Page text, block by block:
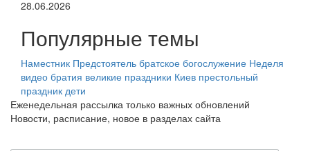
28.06.2026
Популярные темы
Наместник Предстоятель братское богослужение Неделя
видео братия великие праздники Киев престольный
праздник дети
Еженедельная рассылка только важных обновлений
Новости, расписание, новое в разделах сайта